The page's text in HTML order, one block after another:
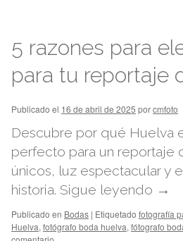
5 razones para
para tu reportaje
Publicado el 16 de abril de 2025 porcmfoto
Descubre por qué Huelva
perfecto para un reportaje
únicos, luz espectacular y
historia. Sigue leyendo →
Publicado en Bodas | Etiquetado fotografía
Huelva, fotógrafo boda huelva, fótografo